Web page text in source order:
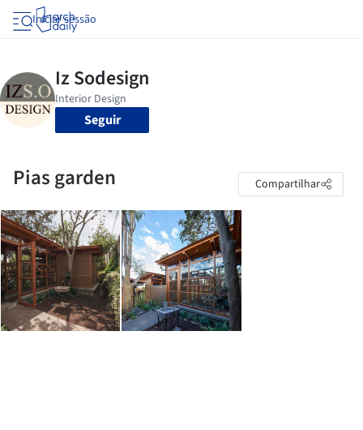
Iniciar sessão
Seguir
Pias garden Compartilhar